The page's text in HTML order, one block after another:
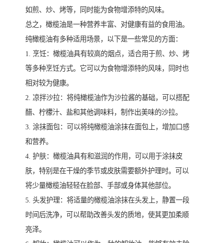
如煎、炒、烤等，同时能为食物增添特的风味。
总之，橄榄油是一种营养丰富、对健康有益的食用油。
纯橄榄油有多种适用场景，以下是一些常见的方面：
1. 烹饪：橄榄油具有较高的烟点，适合用于煎、炒、烤
等多种烹饪方式。它可以为食物增添特的风味，同时也
相对较为健康。
2. 凉拌沙拉：将纯橄榄油作为沙拉酱的基础，可以搭配
醋、柠檬汁、盐和其他调味料，制作出美味的沙拉。
3. 涂抹面包：可以将纯橄榄油涂抹在面包上，增加口感
和营养。
4. 护肤：橄榄油具有和滋润的作用，可以用于涂抹皮
肤，特别是在干燥的季节或皮肤需要额外护理时。可以
将少量橄榄油轻轻在脸部、手部或身体其他部位。
5. 头发护理：将适量的橄榄油涂抹在头发上，静置一段
时间后洗净，可以帮助改善头发的质地，使其更加柔顺
亮泽。